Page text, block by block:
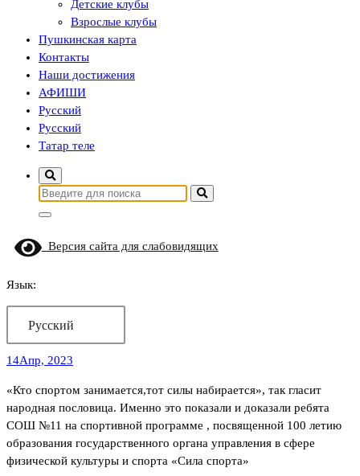
Детские клубы
Взрослые клубы
Пушкинская карта
Контакты
Наши достижения
АФИШИ
Русский
Русский
Татар теле
Найти:
Версия сайта для слабовидящих
Язык:
Русский
14Апр, 2023
«Кто спортом занимается,тот силы набирается», так гласит
народная пословица. Именно это показали и доказали ребята
СОШ №11 на спортивной программе , посвященной 100 летию
образования государственного органа управления в сфере
физической культуры и спорта «Сила спорта»